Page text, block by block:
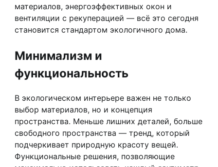
материалов, энергоэффективных окон и
вентиляции с рекуперацией — всё это сегодня
становится стандартом экологичного дома.
Минимализм и
функциональность
В экологическом интерьере важен не только
выбор материалов, но и концепция
пространства. Меньше лишних деталей, больше
свободного пространства — тренд, который
подчеркивает природную красоту вещей.
Функциональные решения, позволяющие